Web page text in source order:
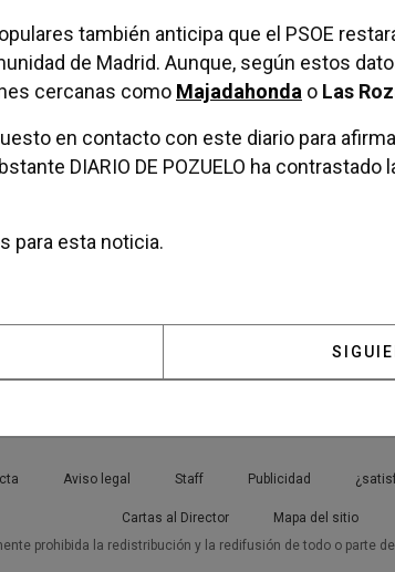
también anticipa que el PSOE
de Madrid. Aunque, según estos
cercanas como Majadahonda o Las
en contacto con este diario para
DIARIO DE POZUELO ha contrastado
para esta noticia.
POZUELO CONTARÁ CON MÁS
Aviso legal Staff Publicidad
Cartas al Director Mapa del sitio
prohibida la redistribución y la redifusión de todo o parte